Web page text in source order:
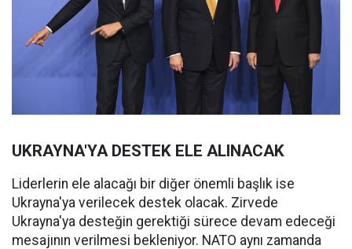
UKRAYNA'YA DESTEK ELE ALINACAK
Liderlerin ele alacağı bir diğer önemli başlık ise
Ukrayna'ya verilecek destek olacak. Zirvede
Ukrayna'ya desteğin gerektiği sürece devam edeceği
mesajının verilmesi bekleniyor. NATO aynı zamanda